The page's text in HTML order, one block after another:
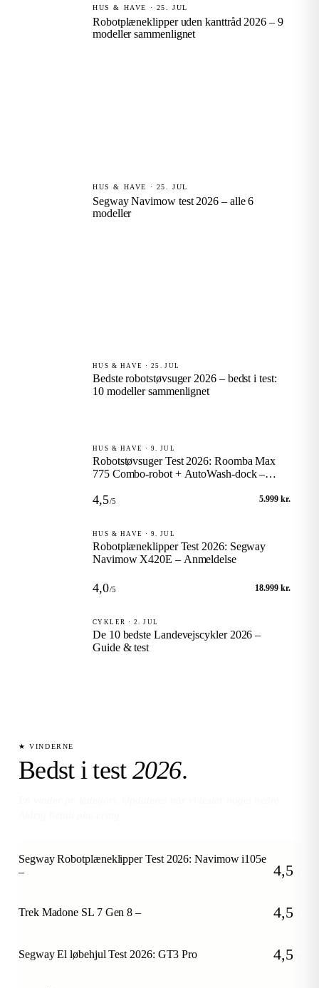
HUS & HAVE · 25. JUL
Robotplæneklipper uden kanttråd 2026 – 9
modeller sammenlignet
HUS & HAVE · 25. JUL
Segway Navimow test 2026 – alle 6
modeller
HUS & HAVE · 25. JUL
Bedste robotstøvsuger 2026 – bedst i test:
10 modeller sammenlignet
HUS & HAVE · 9. JUL
Robotstøvsuger Test 2026: Roomba Max
775 Combo-robot + AutoWash-dock –
4,5/5 5.999 kr.
HUS & HAVE · 9. JUL
Robotplæneklipper Test 2026: Segway
Navimow X420E – Anmeldelse
4,0/5 18.999 kr.
CYKLER · 2. JUL
De 10 bedste Landevejscykler 2026 –
Guide & test
★ VINDERNE
Bedst i test 2026.
Segway Robotplæneklipper Test 2026: Navimow i105e
–
4,5
Trek Madone SL 7 Gen 8 – 4,5
Segway El løbehjul Test 2026: GT3 Pro 4,5